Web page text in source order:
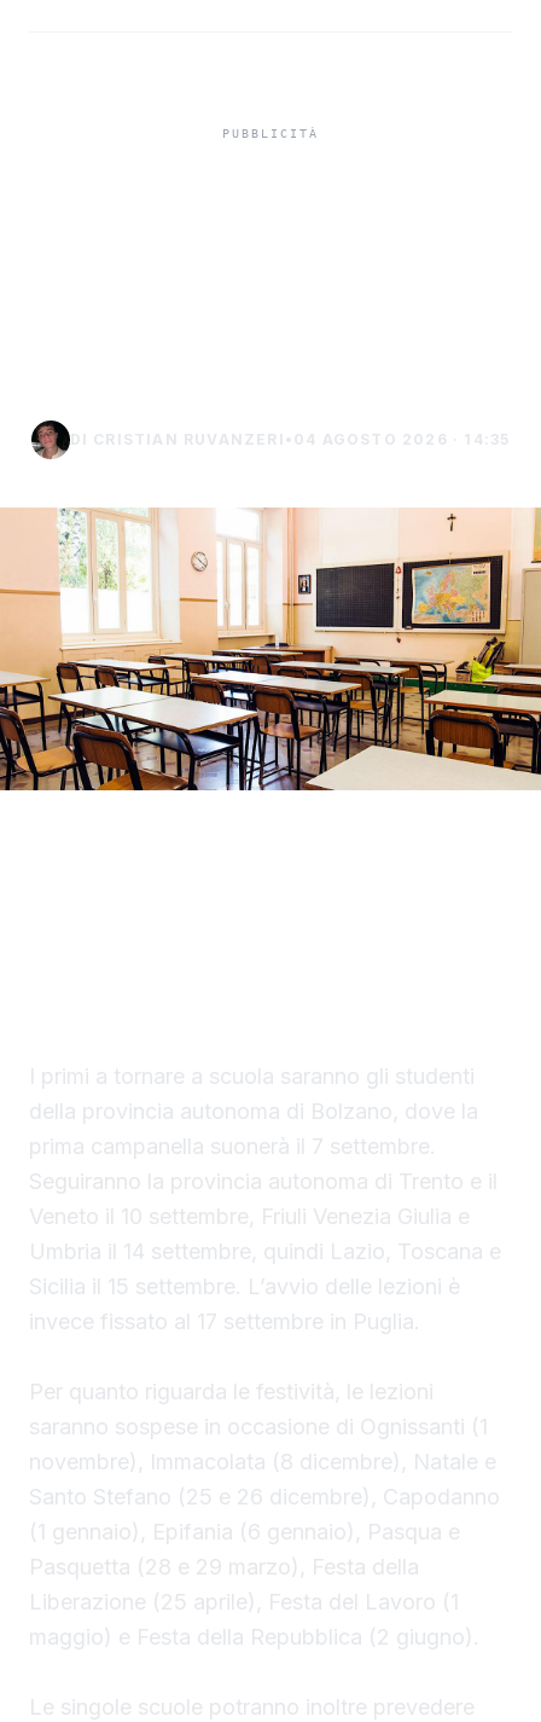
DI CRISTIAN RUVANZERI • 04 AGOSTO 2026 · 14:35
I primi a tornare a scuola saranno gli studenti
della provincia autonoma di Bolzano, dove la
prima campanella suonerà il 7 settembre.
Seguiranno la provincia autonoma di Trento e il
Veneto il 10 settembre, Friuli Venezia Giulia e
Umbria il 14 settembre, quindi Lazio, Toscana e
Sicilia il 15 settembre. L’avvio delle lezioni è
invece fissato al 17 settembre in Puglia.
Per quanto riguarda le festività, le lezioni
saranno sospese in occasione di Ognissanti (1
novembre), Immacolata (8 dicembre), Natale e
Santo Stefano (25 e 26 dicembre), Capodanno
(1 gennaio), Epifania (6 gennaio), Pasqua e
Pasquetta (28 e 29 marzo), Festa della
Liberazione (25 aprile), Festa del Lavoro (1
maggio) e Festa della Repubblica (2 giugno).
Le singole scuole potranno inoltre prevedere